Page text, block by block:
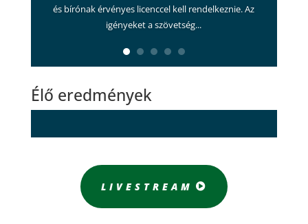
és bírónak érvényes licenccel kell rendelkeznie. Az
igényeket a szövetség...
Élő eredmények
LIVESTREAM